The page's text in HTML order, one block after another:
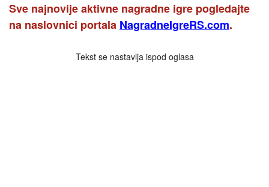
Sve najnovije aktivne nagradne igre pogledajte
na naslovnici portala NagradneIgreRS.com.
Tekst se nastavlja ispod oglasa